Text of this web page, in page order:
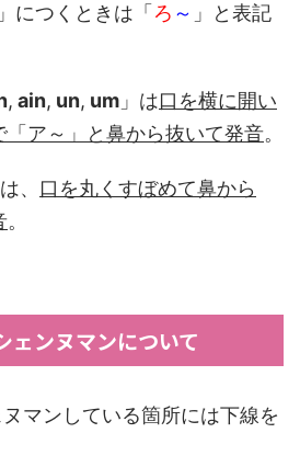
につくときは「 ろ ～ 」と表記
, ain, un, um 」は口を横に開い
「ア～」と鼻から抜いて発音。
、 口を丸くすぼめて鼻から
。
ェンヌマンについて
マンしている箇所には下線を